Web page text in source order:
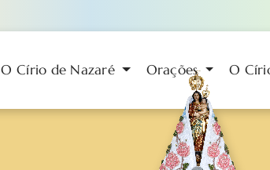
O Círio de Nazaré Orações O